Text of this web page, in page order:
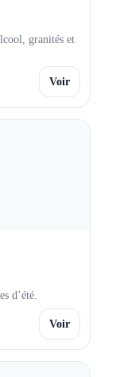
granités et
Voir
d’été.
Voir